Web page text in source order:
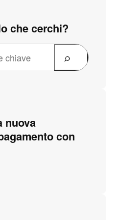
che cerchi?
nuova
con